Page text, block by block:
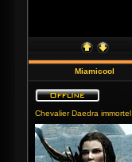
Miamicool
Chevalier Daedra immortel